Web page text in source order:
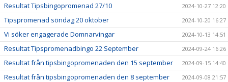
Resultat Tipsbingopromenad 27/10 2024-10-27 12:20
Tipspromenad söndag 20 oktober 2024-10-20 16:27
Vi söker engagerade Domnarvingar 2024-10-13 14:51
Resultat Tipspromenadbingo 22 September 2024-09-24 16:26
Resultat från tipsbingopromenaden den 15 september 2024-09-15 14:40
Resultat från tipsbingopromenaden den 8 september 2024-09-08 21:57